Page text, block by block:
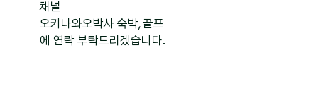
채널
오키나와오박사 숙박,골프
에 연락 부탁드리겠습니다.